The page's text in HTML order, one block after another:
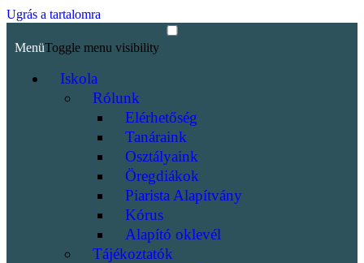
Ugrás a tartalomra
MenüToggle menu visibility
Iskola
Rólunk
Elérhetőség
Tanáraink
Osztályaink
Öregdiákok
Piarista Alapítvány
Kórus
Alapító oklevél
Tájékoztatók